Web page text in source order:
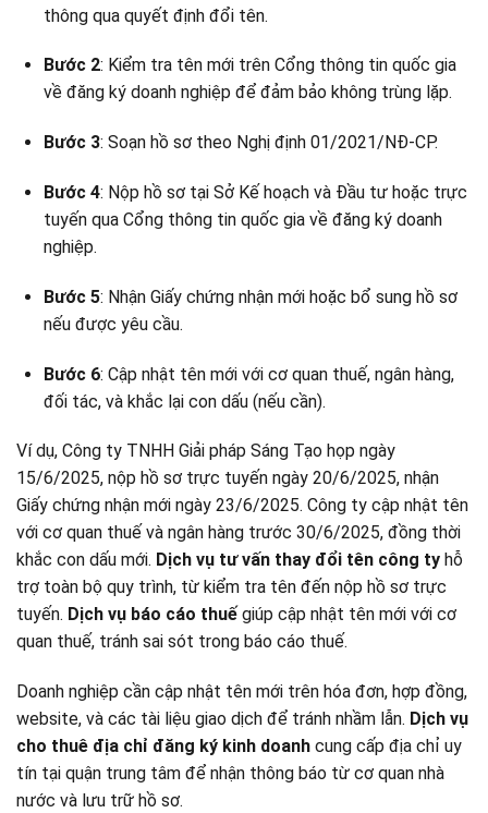
thông qua quyết định đổi tên.
Bước 2: Kiểm tra tên mới trên Cổng thông tin quốc gia
về đăng ký doanh nghiệp để đảm bảo không trùng lặp.
Bước 3: Soạn hồ sơ theo Nghị định 01/2021/NĐ-CP.
Bước 4: Nộp hồ sơ tại Sở Kế hoạch và Đầu tư hoặc trực
tuyến qua Cổng thông tin quốc gia về đăng ký doanh
nghiệp.
Bước 5: Nhận Giấy chứng nhận mới hoặc bổ sung hồ sơ
nếu được yêu cầu.
Bước 6: Cập nhật tên mới với cơ quan thuế, ngân hàng,
đối tác, và khắc lại con dấu (nếu cần).
Ví dụ, Công ty TNHH Giải pháp Sáng Tạo họp ngày
15/6/2025, nộp hồ sơ trực tuyến ngày 20/6/2025, nhận
Giấy chứng nhận mới ngày 23/6/2025. Công ty cập nhật tên
với cơ quan thuế và ngân hàng trước 30/6/2025, đồng thời
khắc con dấu mới. Dịch vụ tư vấn thay đổi tên công ty hỗ
trợ toàn bộ quy trình, từ kiểm tra tên đến nộp hồ sơ trực
tuyến. Dịch vụ báo cáo thuế giúp cập nhật tên mới với cơ
quan thuế, tránh sai sót trong báo cáo thuế.
Doanh nghiệp cần cập nhật tên mới trên hóa đơn, hợp đồng,
website, và các tài liệu giao dịch để tránh nhầm lẫn. Dịch vụ
cho thuê địa chỉ đăng ký kinh doanh cung cấp địa chỉ uy
tín tại quận trung tâm để nhận thông báo từ cơ quan nhà
nước và lưu trữ hồ sơ.